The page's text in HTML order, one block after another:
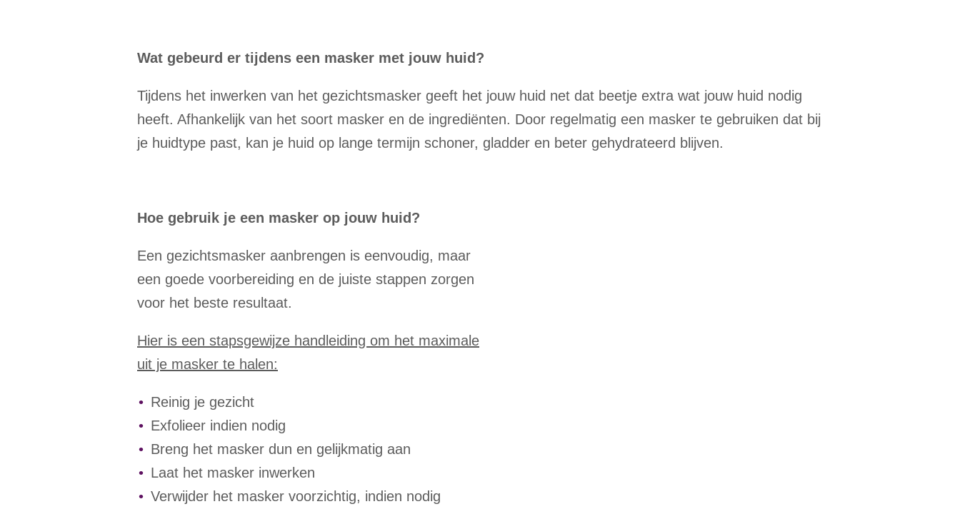
Wat gebeurd er tijdens een masker met jouw huid?
Tijdens het inwerken van het gezichtsmasker geeft het jouw huid net dat beetje extra wat jouw huid nodig
heeft. Afhankelijk van het soort masker en de ingrediënten. Door regelmatig een masker te gebruiken dat bij
je huidtype past, kan je huid op lange termijn schoner, gladder en beter gehydrateerd blijven.
Hoe gebruik je een masker op jouw huid?
Een gezichtsmasker aanbrengen is eenvoudig, maar
een goede voorbereiding en de juiste stappen zorgen
voor het beste resultaat.
Hier is een stapsgewijze handleiding om het maximale
uit je masker te halen:
Reinig je gezicht
Exfolieer indien nodig
Breng het masker dun en gelijkmatig aan
Laat het masker inwerken
Verwijder het masker voorzichtig, indien nodig